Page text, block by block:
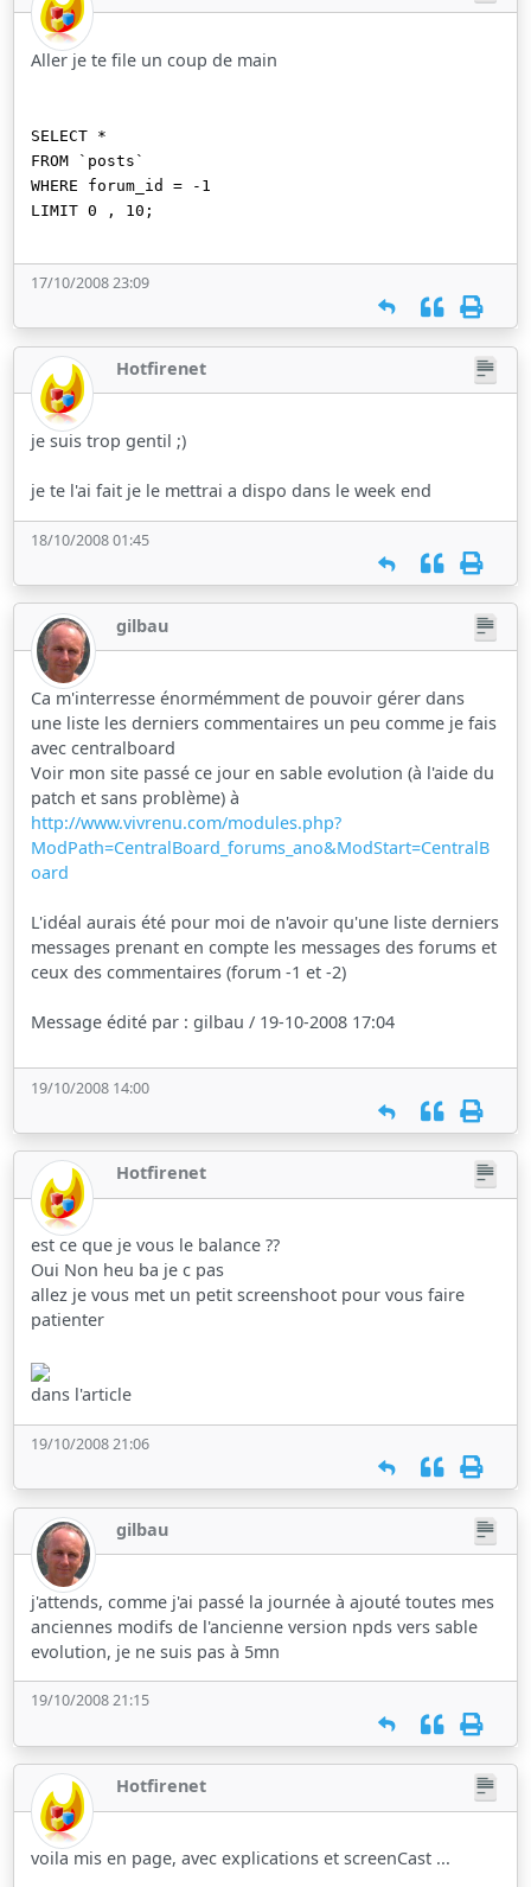
Aller je te file un coup de main
SELECT *
FROM `posts`
WHERE forum_id = -1
LIMIT 0 , 10;
17/10/2008 23:09
Hotfirenet
je suis trop gentil ;)
je te l'ai fait je le mettrai a dispo dans le week end
18/10/2008 01:45
gilbau
Ca m'interresse énormémment de pouvoir gérer dans
une liste les derniers commentaires un peu comme je fais
avec centralboard
Voir mon site passé ce jour en sable evolution (à l'aide du
patch et sans problème) à
http://www.vivrenu.com/modules.php?
ModPath=CentralBoard_forums_ano&ModStart=CentralB
oard
L'idéal aurais été pour moi de n'avoir qu'une liste derniers
messages prenant en compte les messages des forums et
ceux des commentaires (forum -1 et -2)
Message édité par : gilbau / 19-10-2008 17:04
19/10/2008 14:00
Hotfirenet
est ce que je vous le balance ??
Oui Non heu ba je c pas
allez je vous met un petit screenshoot pour vous faire
patienter
dans l'article
19/10/2008 21:06
gilbau
j'attends, comme j'ai passé la journée à ajouté toutes mes
anciennes modifs de l'ancienne version npds vers sable
evolution, je ne suis pas à 5mn
19/10/2008 21:15
Hotfirenet
voila mis en page, avec explications et screenCast ...